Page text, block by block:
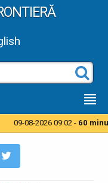
09-08-2026 09:02 - 60